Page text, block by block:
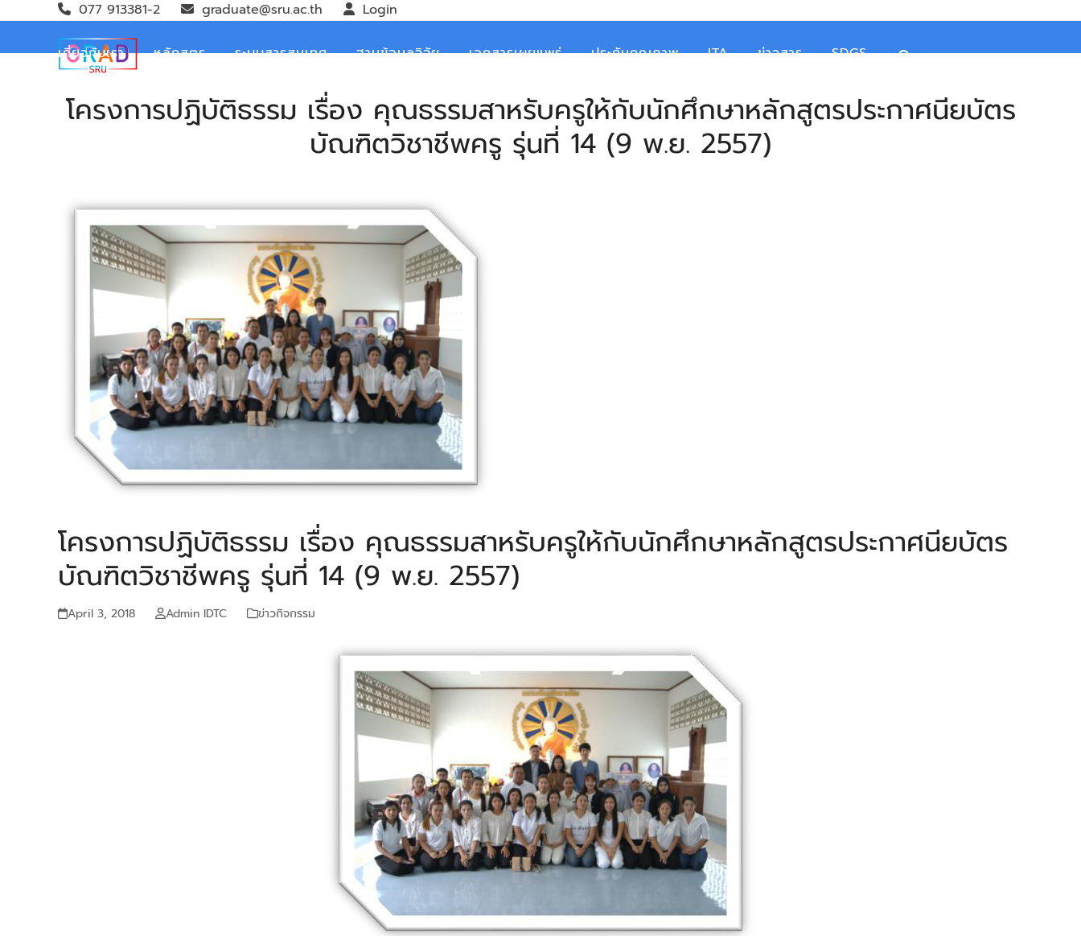
content
077 913381-2 graduate@sru.ac.th Login
เกี่ยวกับเรา หลักสูตร ระบบสารสนเทศ ฐานข้อมูลวิจัย เอกสารเผยแพร่ ประกันคุณภาพ ITA ข่าวสาร SDGS
โครงการปฏิบัติธรรม เรื่อง คุณธรรมสาหรับครูให้กับนักศึกษาหลักสูตรประกาศนียบัตร
บัณฑิตวิชาชีพครู รุ่นที่ 14 (9 พ.ย. 2557)
โครงการปฏิบัติธรรม เรื่อง คุณธรรมสาหรับครูให้กับนักศึกษาหลักสูตรประกาศนียบัตร
บัณฑิตวิชาชีพครู รุ่นที่ 14 (9 พ.ย. 2557)
April 3, 2018 Admin IDTC ข่าวกิจกรรม